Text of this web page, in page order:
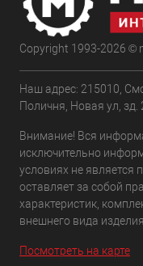
Copyright 1993-2026 ©
Наш адрес: 215010,
Поличня, Новая ул, зд.
Внимание! Вся
исключительно
условиях не является
оставляет за собой
характеристик,
внешнего вида
Посмотреть на карте